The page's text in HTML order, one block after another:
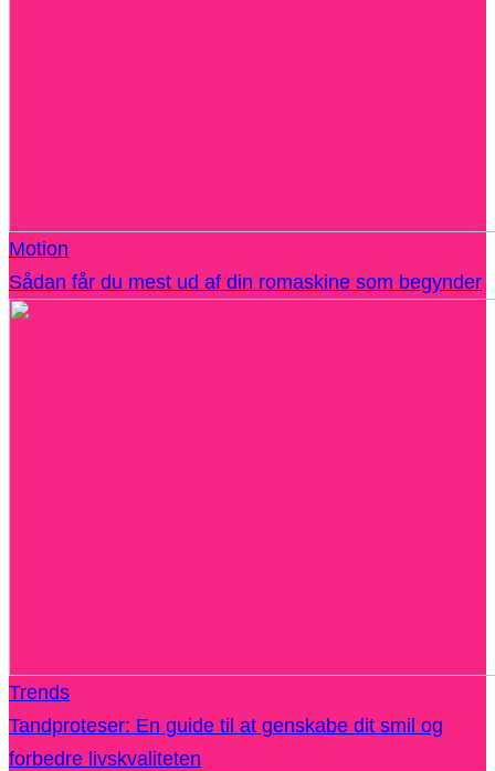
Motion
Sådan får du mest ud af din romaskine som begynder
Trends
Tandproteser: En guide til at genskabe dit smil og
forbedre livskvaliteten